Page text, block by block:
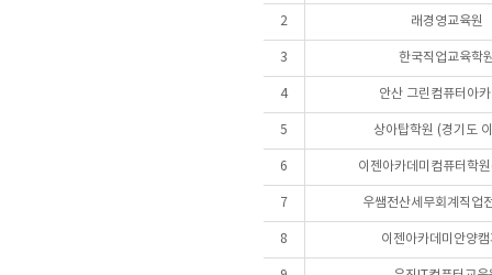
2 래경영교육원
3 한국직업교육학
4 안산 그린컴퓨터아
5 상아탑학원 (경기도
6 이젠아카데미컴퓨터학
7 우쌤전산세무회계직업
8 이젠아카데미안양캠